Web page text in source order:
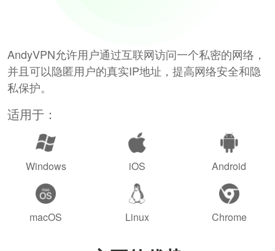
AndyVPN允许用户通过互联网访问一个私密的网络，
并且可以隐匿用户的真实IP地址，提高网络安全和隐
私保护。
适用于：
Windows iOS Android
macOS Linux Chrome